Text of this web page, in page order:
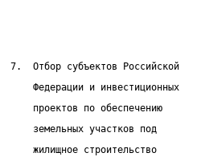
7.  Отбор субъектов Российской
     Федерации и инвестиционных
     проектов по обеспечению
     земельных участков под
     жилищное строительство